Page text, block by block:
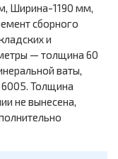
Ширина-1190 мм,
сборного
и
— толщина 60
ваты,
6005. Толщина
не вынесена,